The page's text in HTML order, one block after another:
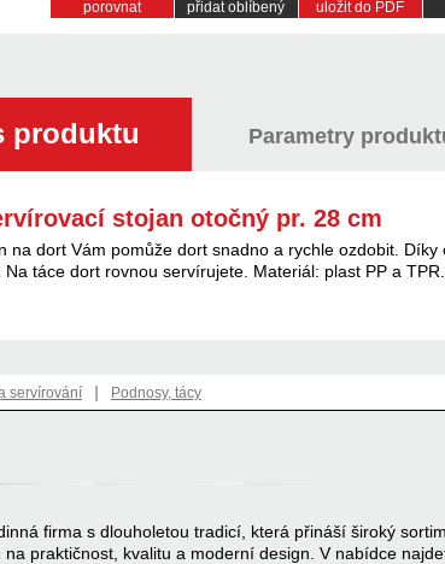
porovnat přidat oblíbený uložit do PDF
produktu Parametry
stojan otočný pr. 28 cm
na dort Vám pomůže dort snadno a rychle ozdobit.
Na táce dort rovnou servírujete. Materiál: plast PP a
servírování | Podnosy, tácy
firma s dlouholetou tradicí, která přináší široký
na praktičnost, kvalitu a moderní design. V nabídce